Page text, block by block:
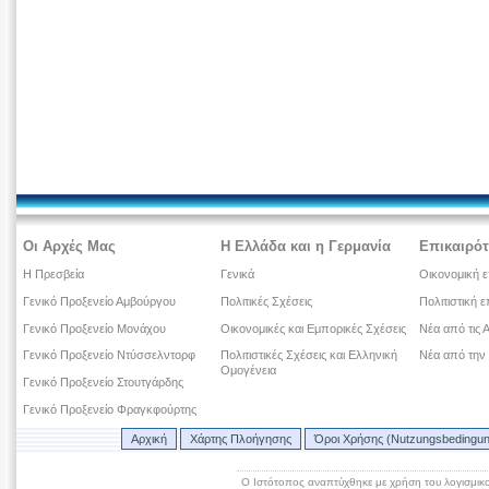
Οι Αρχές Μας
Η Πρεσβεία
Γενικό Προξενείο Αμβούργου
Γενικό Προξενείο Μονάχου
Γενικό Προξενείο Ντύσσελντορφ
Γενικό Προξενείο Στουτγάρδης
Γενικό Προξενείο Φραγκφούρτης
Η Ελλάδα και η Γερμανία
Γενικά
Πολιτικές Σχέσεις
Οικονομικές και Εμπορικές Σχέσεις
Πολιτιστικές Σχέσεις και Ελληνική
Ομογένεια
Οικονομική
Πολιτιστική
Νέα από τις
Νέα από την
Αρχική Χάρτης Πλοήγησης Όροι Χρήσης
Ο Ιστότοπος αναπτύχθηκε με χρήση του